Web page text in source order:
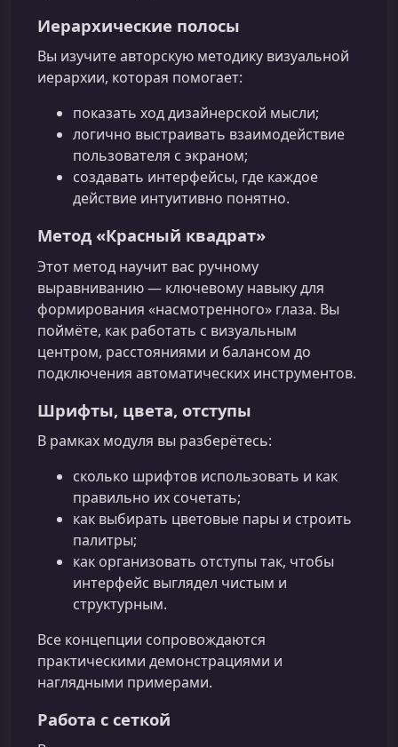
Иерархические полосы
Вы изучите авторскую методику визуальной
иерархии, которая помогает:
показать ход дизайнерской мысли;
логично выстраивать взаимодействие
пользователя с экраном;
создавать интерфейсы, где каждое
действие интуитивно понятно.
Метод «Красный квадрат»
Этот метод научит вас ручному
выравниванию — ключевому навыку для
формирования «насмотренного» глаза. Вы
поймёте, как работать с визуальным
центром, расстояниями и балансом до
подключения автоматических инструментов.
Шрифты, цвета, отступы
В рамках модуля вы разберётесь:
сколько шрифтов использовать и как
правильно их сочетать;
как выбирать цветовые пары и строить
палитры;
как организовать отступы так, чтобы
интерфейс выглядел чистым и
структурным.
Все концепции сопровождаются
практическими демонстрациями и
наглядными примерами.
Работа с сеткой